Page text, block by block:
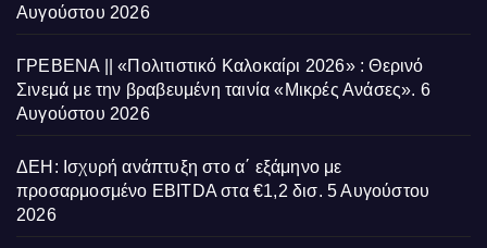
Αυγούστου 2026
ΓΡΕΒΕΝΑ || «Πολιτιστικό Καλοκαίρι 2026» : Θερινό
Σινεμά με την βραβευμένη ταινία «Μικρές Ανάσες». 6
Αυγούστου 2026
ΔΕΗ: Ισχυρή ανάπτυξη στο α΄ εξάμηνο με
προσαρμοσμένο EBITDA στα €1,2 δισ. 5 Αυγούστου
2026